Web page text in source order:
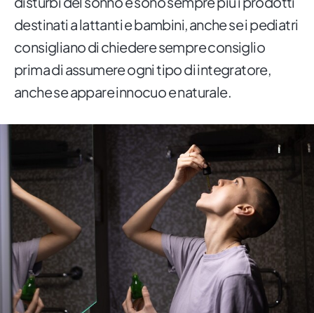
destinati a lattanti e bambini, anche se i pediatri
consigliano di chiedere sempre consiglio
prima di assumere ogni tipo di integratore,
anche se appare innocuo e naturale.